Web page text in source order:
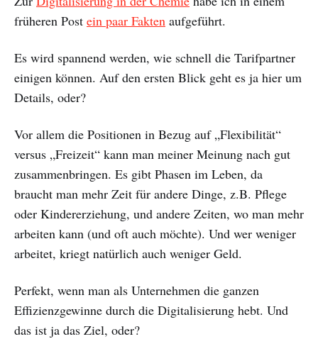
früheren Post ein paar Fakten aufgeführt.
Es wird spannend werden, wie schnell die Tarifpartner
einigen können. Auf den ersten Blick geht es ja hier um
Details, oder?
Vor allem die Positionen in Bezug auf „Flexibilität“
versus „Freizeit“ kann man meiner Meinung nach gut
zusammenbringen. Es gibt Phasen im Leben, da
braucht man mehr Zeit für andere Dinge, z.B. Pflege
oder Kindererziehung, und andere Zeiten, wo man mehr
arbeiten kann (und oft auch möchte). Und wer weniger
arbeitet, kriegt natürlich auch weniger Geld.
Perfekt, wenn man als Unternehmen die ganzen
Effizienzgewinne durch die Digitalisierung hebt. Und
das ist ja das Ziel, oder?